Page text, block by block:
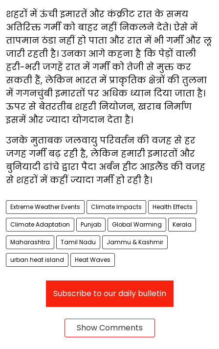
शहरों में ऊंची इमारतें और कंक्रीट रात के समय
अतिरिक्त गर्मी को बाहर नहीं निकलने देते। ऐसे में
तापमान ठंडा नहीं हो पाता और रात में भी गर्मी और लू
जारी रहती है। उनका आगे कहना है कि पेड़ों वाली
हरी-भरी जगहें रात में गर्मी को तेजी से मुक्त कर
सकती हैं, लेकिन भारत में प्राकृतिक क्षेत्रों की तुलना
में गगनचुंबी इमारतों पर अधिक ध्यान दिया जाता है।
ऊपर से बेतरतीब शहरी नियोजन, खराब निर्माण
इसमें और ज्यादा योगदान देता है।
उनके मुताबक जलवायु परिवर्तन की वजह से हर
जगह गर्मी बढ़ रही है, लेकिन हमारी इमारतों और
बुनियादी ढांचे द्वारा पैदा अर्बन हीट आइलैंड की वजह
से शहरों में कहीं ज्यादा गर्मी हो रही है।
Extreme Weather Events Climate Impacts Health Effects
Climate Adaptation Punjab Global Warming Kerala
Maharashtra Tamil Nadu Jammu & Kashmir
urban heat island Heat Waves
Subscribe to our daily bulletin
Show Comments